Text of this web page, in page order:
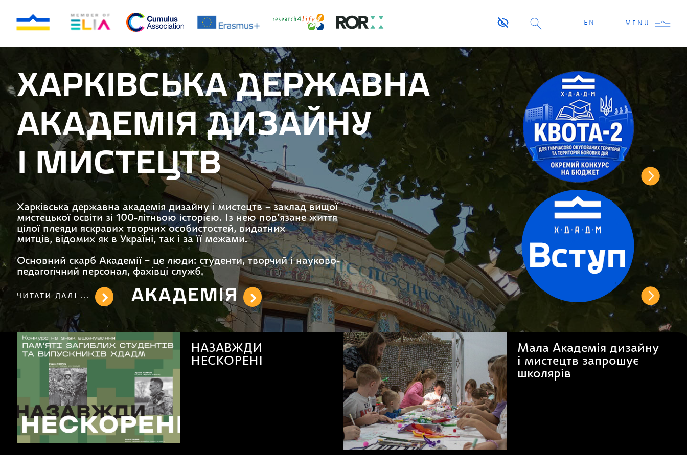
EN MENU
ХАРКІВСЬКА ДЕРЖАВНА
АКАДЕМІЯ ДИЗАЙНУ
І МИСТЕЦТВ
Харківська державна академія дизайну і мистецтв – заклад вищої
мистецької освіти зі 100-літньою історією. Із нею пов’язане життя
цілої плеяди яскравих творчих особистостей, видатних
митців, відомих як в Україні, так і за її межами.
Основний скарб Академії – це люди: студенти, творчий і науково-
педагогічний персонал, фахівці служб.
ЧИТАТИ ДАЛІ ... АКАДЕМІЯ
Мала Академія дизайну
і мистецтв запрошує
Харківська державна
академія дизайну і
мистецтв заснована